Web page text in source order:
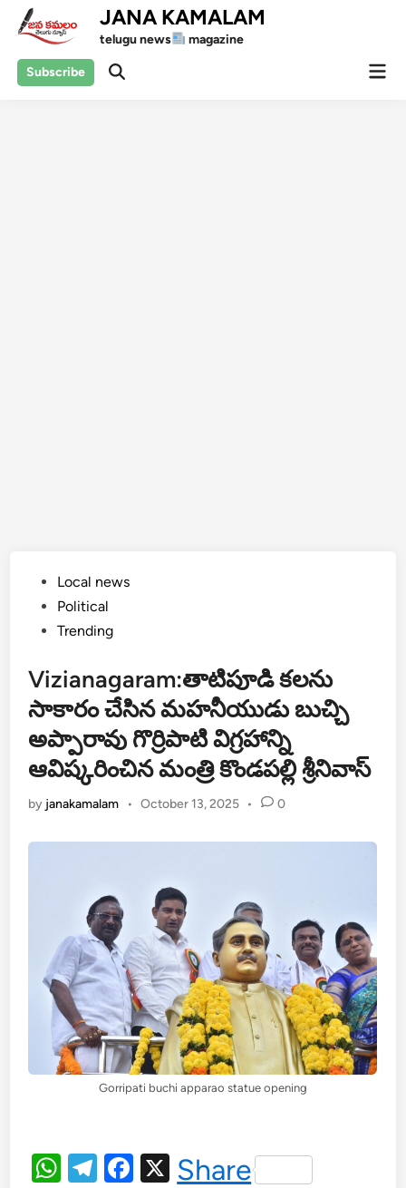
Skip
JANA KAMALAM
telugu news magazine
Subscribe
Open
PostedLocal news
Political
Trending
Vizianagaram:తాటిపూడి కలను
సాకారం చేసిన మహనీయుడు బుచ్చి
అప్పారావు గొర్రిపాటి విగ్రహాన్ని
ఆవిష్కరించిన మంత్రి కొండపల్లి శ్రీనివాస్
by janakamalam • October 13, 2025 • 0
Gorripati buchi apparao statue opening
WhatsApp
Telegram
Facebook
X
Share